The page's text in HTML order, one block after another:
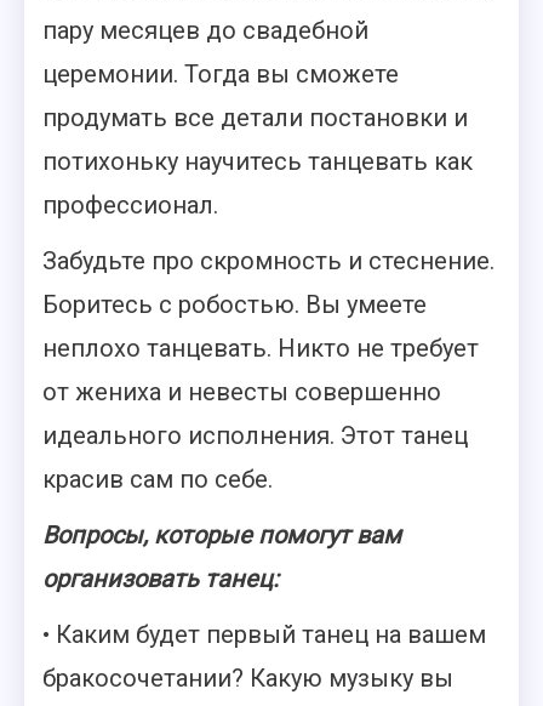
пару месяцев до свадебной
церемонии. Тогда вы сможете
продумать все детали постановки и
потихоньку научитесь танцевать как
профессионал.
Забудьте про скромность и стеснение.
Боритесь с робостью. Вы умеете
неплохо танцевать. Никто не требует
от жениха и невесты совершенно
идеального исполнения. Этот танец
красив сам по себе.
Вопросы, которые помогут вам
организовать танец:
• Каким будет первый танец на вашем
бракосочетании? Какую музыку вы